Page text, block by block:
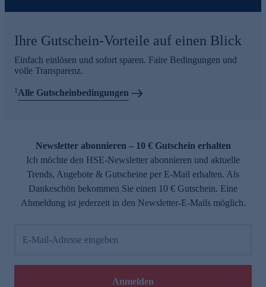
Ihre Gutschein-Vorteile auf einen Blick
Einfach einlösen und sofort sparen. Faire Bedingungen und
volle Transparenz.
1Alle Gutscheinbedingungen
Newsletter abonnieren – 10 € Gutschein erhalten
Ich möchte den HSE-Newsletter abonnieren und aktuelle
Trends, Angebote & Gutscheine per E-Mail erhalten. Als
Dankeschön bekommen Sie einen 10 € Gutschein. Eine
Abmeldung ist jederzeit in den Newsletter-E-Mails möglich.
E-Mail-Adresse eingeben
Anmelden